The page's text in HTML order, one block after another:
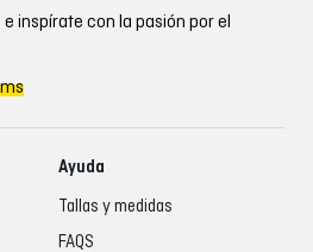
inspírate con la pasión por el
Ayuda
Tallas y medidas
FAQS